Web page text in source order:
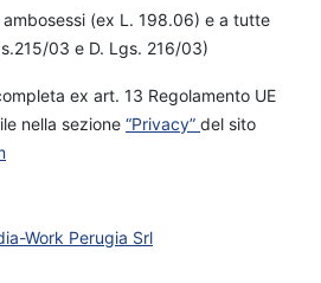
(ex L. 198.06) e a tutte
03 e D. Lgs. 216/03)
ex art. 13 Regolamento UE
nella sezione “Privacy” del sito
Work Perugia Srl